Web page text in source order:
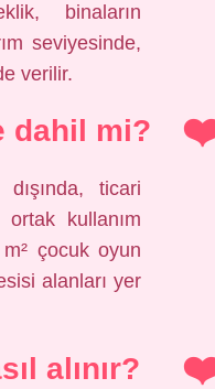
binaların
seviyesinde,
verilir.
dahil mi?
ticari
ortak kullanım
çocuk oyun
alanları yer
alınır?